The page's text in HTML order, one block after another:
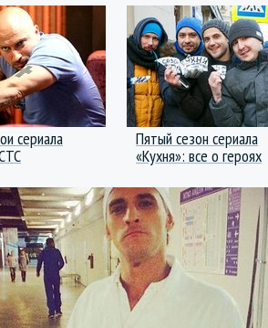
сериала
Пятый сезон сериала
«Кухня»: все о героях